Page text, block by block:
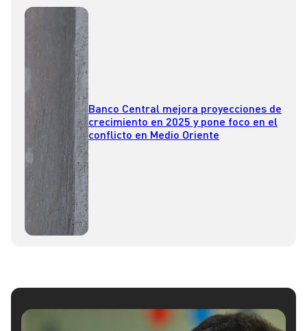
Banco Central mejora proyecciones de
crecimiento en 2025 y pone foco en el
conflicto en Medio Oriente